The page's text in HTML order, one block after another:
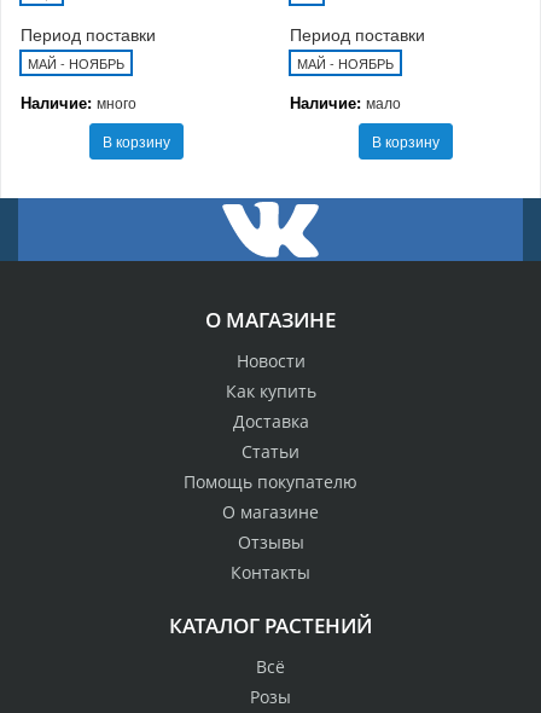
Период поставки
МАЙ - НОЯБРЬ
Наличие: много
В корзину
Период поставки
МАЙ - НОЯБРЬ
Наличие: мало
В корзину
О МАГАЗИНЕ
Новости
Как купить
Доставка
Статьи
Помощь покупателю
О магазине
Отзывы
Контакты
КАТАЛОГ РАСТЕНИЙ
Всё
Розы